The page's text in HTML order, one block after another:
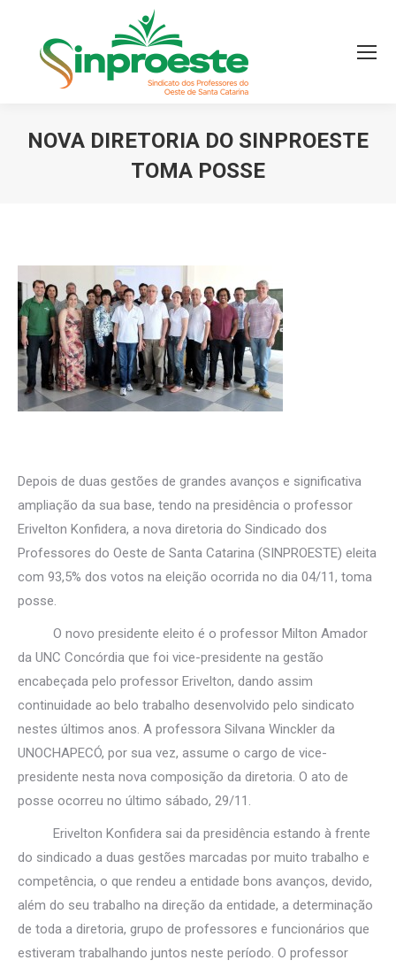
NOVA DIRETORIA DO SINPROESTE
TOMA POSSE
Depois de duas gestões de grandes avanços e significativa
ampliação da sua base, tendo na presidência o professor
Erivelton Konfidera, a nova diretoria do Sindicado dos
Professores do Oeste de Santa Catarina (SINPROESTE) eleita
com 93,5% dos votos na eleição ocorrida no dia 04/11, toma
posse.
O novo presidente eleito é o professor Milton Amador
da UNC Concórdia que foi vice-presidente na gestão
encabeçada pelo professor Erivelton, dando assim
continuidade ao belo trabalho desenvolvido pelo sindicato
nestes últimos anos. A professora Silvana Winckler da
UNOCHAPECÓ, por sua vez, assume o cargo de vice-
presidente nesta nova composição da diretoria. O ato de
posse ocorreu no último sábado, 29/11.
Erivelton Konfidera sai da presidência estando à frente
do sindicado a duas gestões marcadas por muito trabalho e
competência, o que rendeu a entidade bons avanços, devido,
além do seu trabalho na direção da entidade, a determinação
de toda a diretoria, grupo de professores e funcionários que
estiveram trabalhando juntos neste período. O professor